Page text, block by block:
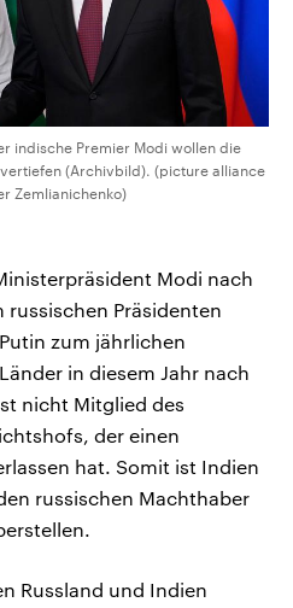
indische Premier Modi wollen die
(Archivbild). (picture alliance
Zemlianichenko)
Modi nach
Präsidenten
zum jährlichen
in diesem Jahr nach
nicht Mitglied des
der einen
hat. Somit ist Indien
russischen Machthaber
Russland und Indien